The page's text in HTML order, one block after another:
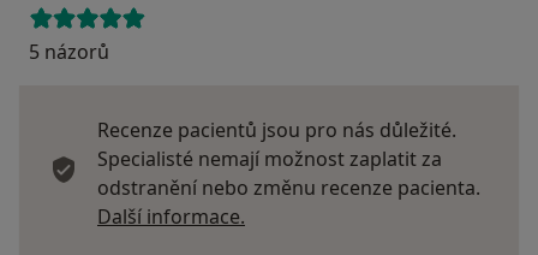
5 názorů
Recenze pacientů jsou pro nás důležité.
Specialisté nemají možnost zaplatit za
odstranění nebo změnu recenze pacienta.
Další informace.